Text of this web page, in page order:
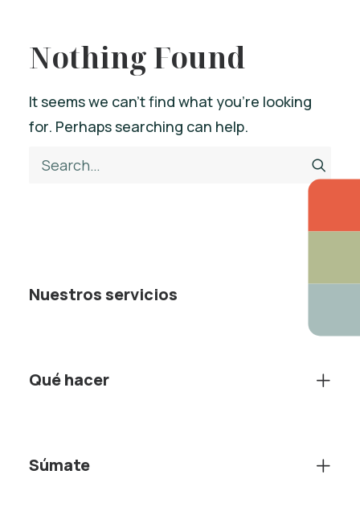
Nothing Found
It seems we can’t find what you’re looking
for. Perhaps searching can help.
Nuestros servicios
Qué hacer
Súmate